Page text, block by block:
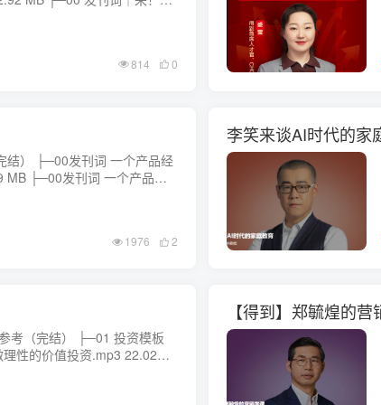
814 0
产品经
产品经
1976 2
李笑来谈AI时代的家
性的价值投资.mp3 22.02
【得到】郑毓煌的营